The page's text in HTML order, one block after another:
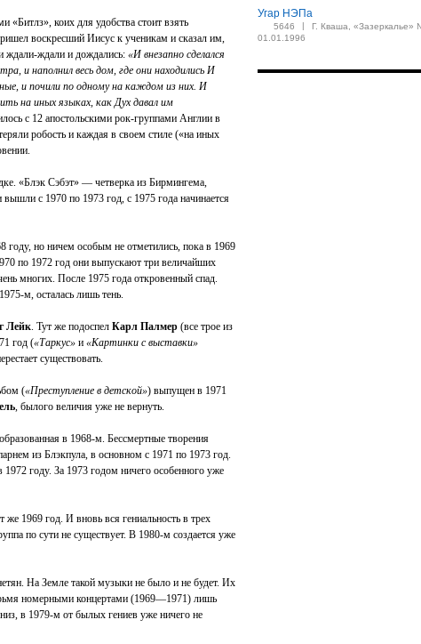
«Битлз», коих для удобства стоит взять
воскресший Иисус к ученикам и сказал им,
ждали-ждали и дождались: «И внезапно сделался
и наполнил весь дом, где они находились И
и почили по одному на каждом из них. И
на иных языках, как Дух давал им
с 12 апостольскими рок-группами Англии в
робость и каждая в своем стиле («на иных
«Блэк Сэбэт» — четверка из Бирмингема,
с 1970 по 1973 год, с 1975 года начинается
но ничем особым не отметились, пока в 1969
по 1972 год они выпускают три величайших
многих. После 1975 года откровенный спад.
м, осталась лишь тень.
Лейк. Тут же подоспел Карл Палмер (все трое из
год («Таркус» и «Картинки с выставки»
существовать.
(«Преступление в детской») выпущен в 1971
, былого величия уже не вернуть.
в 1968-м. Бессмертные творения
из Блэкпула, в основном с 1971 по 1973 год.
году. За 1973 годом ничего особенного уже
1969 год. И вновь вся гениальность в трех
по сути не существует. В 1980-м создается уже
На Земле такой музыки не было и не будет. Их
номерными концертами (1969—1971) лишь
в 1979-м от былых гениев уже ничего не
Угар НЭПа
5646 |
Г. Кваша, «Зазеркалье»
01.01.1996